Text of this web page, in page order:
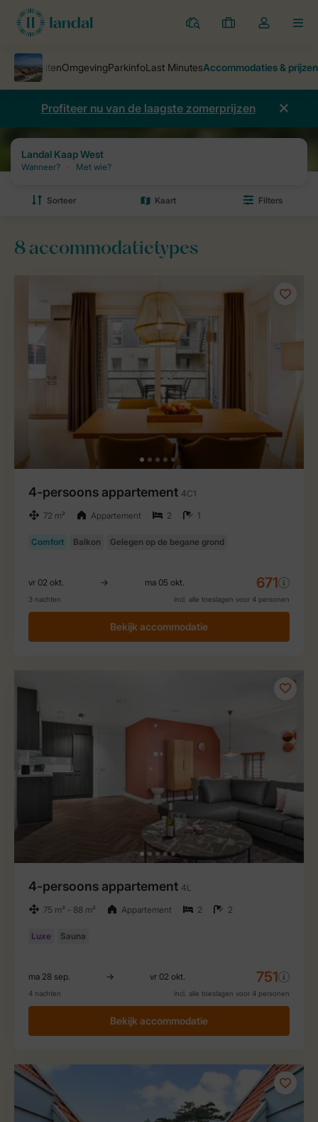
Parken
Mijn
Open
dropdown
mijn
account
Profiteer nu van de laagste zomerprijzen
Parken Landal Kaap West